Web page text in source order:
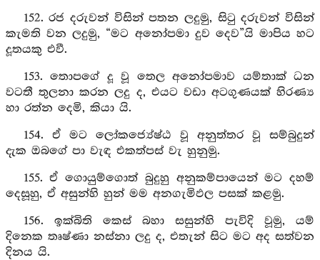
152. රජ දරුවන් විසින් පතන ලදුමු, සිටු දරුවන් විසින්
කැමති වන ලදුමු, “මට අනෝපමා දුව දෙව”යි මාපිය හට
දූතයකු එවී.
153. තොපගේ දූ වූ තෙල අනෝපමාව යම්තාක් ධන
වටතී තුලනා කරන ලදු ද, එයට වඩා අටගුණයක් හිරණ්‍ය
හා රත්න දෙමි, කියා යි.
154. ඒ මට ලෝකජ්‍යේෂ්ඨ වූ අනුත්තර වූ සම්බුදුන්
දැක ඔබගේ පා වැඳ එකත්පස් වැ හුනුමු.
155. ඒ ගොයුම්ගොත් බුදුහු අනුකම්පායෙන් මට දහම්
දෙසූහු, ඒ අසුන්හි හුන් මම අනගැමිඵල පසක් කළමු.
156. ඉක්බිති කෙස් බහා සසුන්හි පැවිදි වූමු, යම්
දිනෙක තෘෂ්ණා නස්නා ලදු ද, එතැන් සිට මට අද සත්වන
දිනය යි.